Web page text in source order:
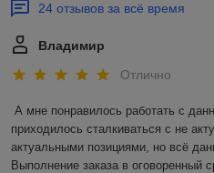
24 отзывов за всё время
Владимир
Отлично
А мне понравилось работать с
приходилось сталкиваться с не
актуальными позициями, но всё
Выполнение заказа в оговоренный